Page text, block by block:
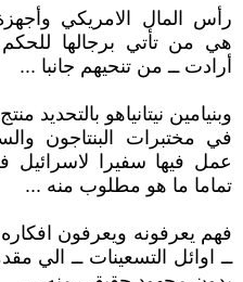
رأس المال الامريكي وأجهزة
هي من تأتي برجالها
أرادت ــ من تنحيهم جانبا ...
وبنيامين نيتانياهو بالتحديد
في مختبرات البنتاجون
عمل فيها سفيرا
تماما ما هو مطلوب منه ...
فهم يعرفونه ويعرفون
ــ اوائل التسعينات ــ الي